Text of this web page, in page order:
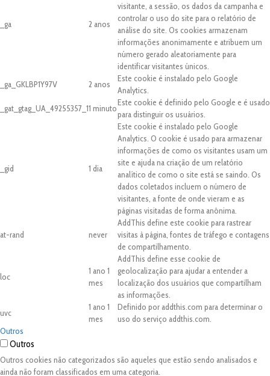
_ga 2 anos
visitante, a sessão, os dados da campanha e
controlar o uso do site para o relatório de
análise do site. Os cookies armazenam
informações anonimamente e atribuem um
número gerado aleatoriamente para
identificar visitantes únicos.
_ga_GKLBP1Y97V
2 anos
Este cookie é instalado pelo Google
Analytics.
_gat_gtag_UA_49255357_11 minuto
Este cookie é definido pelo Google e é usado
para distinguir os usuários.
_gid 1 dia
Este cookie é instalado pelo Google
Analytics. O cookie é usado para armazenar
informações de como os visitantes usam um
site e ajuda na criação de um relatório
analítico de como o site está se saindo. Os
dados coletados incluem o número de
visitantes, a fonte de onde vieram e as
páginas visitadas de forma anônima.
at-rand never
AddThis define este cookie para rastrear
visitas à página, fontes de tráfego e contagens
de compartilhamento.
loc
1 ano 1
mes
AddThis define esse cookie de
geolocalização para ajudar a entender a
localização dos usuários que compartilham
as informações.
uvc
1 ano 1
mes
Definido por addthis.com para determinar o
uso do serviço addthis.com.
Outros
Outros
Outros cookies não categorizados são aqueles que estão sendo analisados e
ainda não foram classificados em uma categoria.